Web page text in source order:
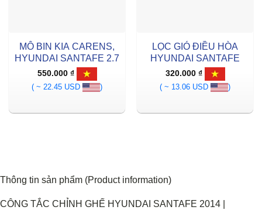
MÔ BIN KIA CARENS,
HYUNDAI SANTAFE 2.7
550.000 ₫
( ~ 22.45 USD
)
LỌC GIÓ ĐIỀU HÒA
HYUNDAI SANTAFE
320.000 ₫
( ~ 13.06 USD
)
Thông tin sản phẩm (Product information)
CÔNG TẮC CHỈNH GHẾ HYUNDAI SANTAFE 2014 |